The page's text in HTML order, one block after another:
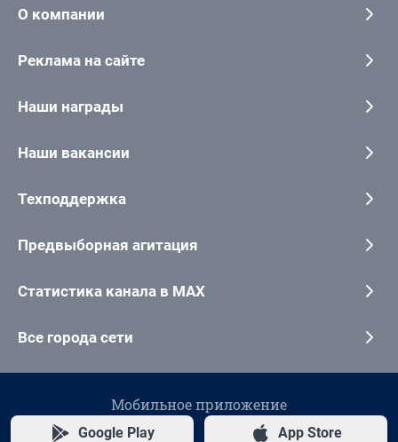
О компании
Реклама на сайте
Наши награды
Наши вакансии
Техподдержка
Предвыборная агитация
Статистика канала в MAX
Все города сети
Мобильное приложение
Google Play App Store